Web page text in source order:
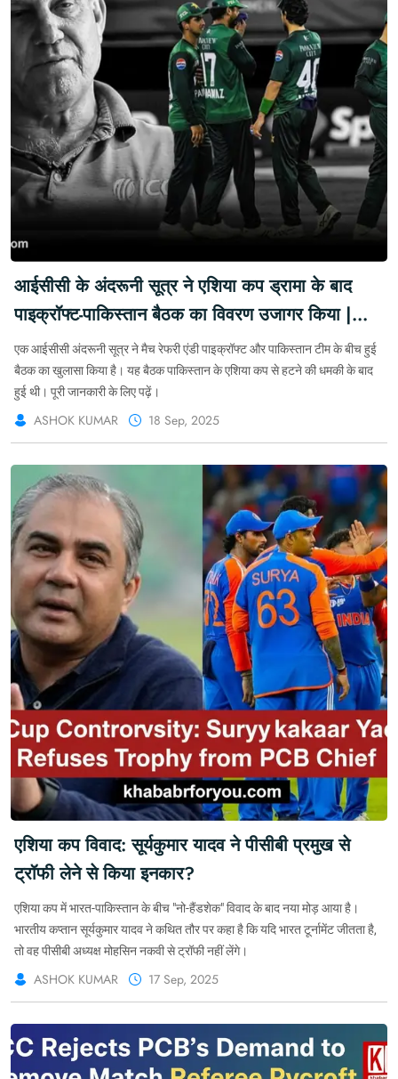
आईसीसी के अंदरूनी सूत्र ने एशिया कप ड्रामा के बाद
पाइक्रॉफ्ट-पाकिस्तान बैठक का विवरण उजागर किया |
Khabarforyou.com
एक आईसीसी अंदरूनी सूत्र ने मैच रेफरी एंडी पाइक्रॉफ्ट और पाकिस्तान टीम के बीच हुई
बैठक का खुलासा किया है। यह बैठक पाकिस्तान के एशिया कप से हटने की धमकी के बाद
हुई थी। पूरी जानकारी के लिए पढ़ें।
ASHOK KUMAR 18 Sep, 2025
एशिया कप विवाद: सूर्यकुमार यादव ने पीसीबी प्रमुख से
ट्रॉफी लेने से किया इनकार?
एशिया कप में भारत-पाकिस्तान के बीच "नो-हैंडशेक" विवाद के बाद नया मोड़ आया है।
भारतीय कप्तान सूर्यकुमार यादव ने कथित तौर पर कहा है कि यदि भारत टूर्नामेंट जीतता है,
तो वह पीसीबी अध्यक्ष मोहसिन नकवी से ट्रॉफी नहीं लेंगे।
ASHOK KUMAR 17 Sep, 2025